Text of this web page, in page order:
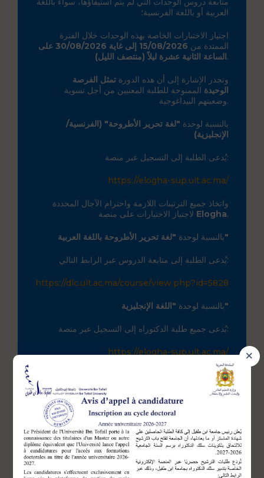
العربية أو باللغة الفرنسية؛
اجتياز الاختبارات الخاصة بهذه الوحدات خلال الفترة
الممتدة من
15/08/2026 إلى غاية 30/08/2026 على
الساعة الثانية عشرة ليلاً (منتصف الليل).
وتجدر الإشارة إلى أن هذه الدورة تمثل الفرصة
الوحيدة الممنوحة للطلبة المعنيين من أجل تسوية
وضعيتهم البيداغوجية.
بالنسبة لوحدة "لغة تحرير الأطروحة" (الفرنسية/
الإنجليزية)
يُدعى الطلبة إلى التسجيل عبر منصة:
https://elogha-sup.uit.ac.ma/
واتخاذ جميع الترتيبات اللازمة واحترام الآجال المحددة
Elogha.
بالنسبة لوحدة"لغة تحرير الأطروحة باللغة العربية"
يُدعى الطلبة إلى متابعة الدروس عبر الرابط التالي:
https://dlc.uit.ac.ma/course/view.php?id=5828
بالنسبة لوحدة"اللغة الإنجليزية"
يُدعى جميع طلبة الدكتوراه إلى التسجيل عبر منصة:
https://elogha-sup.uit.ac.ma/
واتخاذ الترتيبات اللازمة واحترام الآجال المحددة لاجتياز
، وذلك
30/08/2026 على الساعة الثانية عشرة ليلاً (منتصف
ملاحظة:
لا يعني هذا الإعلان طلبة السنة الأولى من سلك الدكتوراه
المسجلين برسم السنة الجامعية2025-2026
إلا فيما
يخصالوحدات الإلزامية الخمسالتي تمت برمجتها خلال
هذه السنة الجامعية.
×